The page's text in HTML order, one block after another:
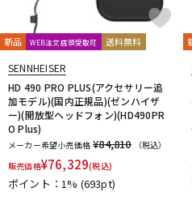
新品 WEB注文店頭受取可 送料無料
SENNHEISER
HD 490 PRO PLUS(アクセサリー追
加モデル)(国内正規品)(ゼンハイザ
ー)(開放型ヘッドフォン)(HD490PR
O Plus)
メーカー希望小売価格 ¥84,810
（税込）
販売価格¥76,329(税込)
ポイント：1% (693pt)